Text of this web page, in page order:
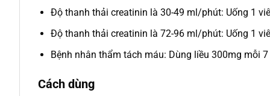
Độ thanh thải creatinin là 30-49 ml/phút: Uống 1
Độ thanh thải creatinin là 72-96 ml/phút: Uống 1
Bệnh nhân thẩm tách máu: Dùng liều 300mg mỗi
Cách dùng